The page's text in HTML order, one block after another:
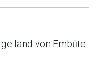
von Embūte